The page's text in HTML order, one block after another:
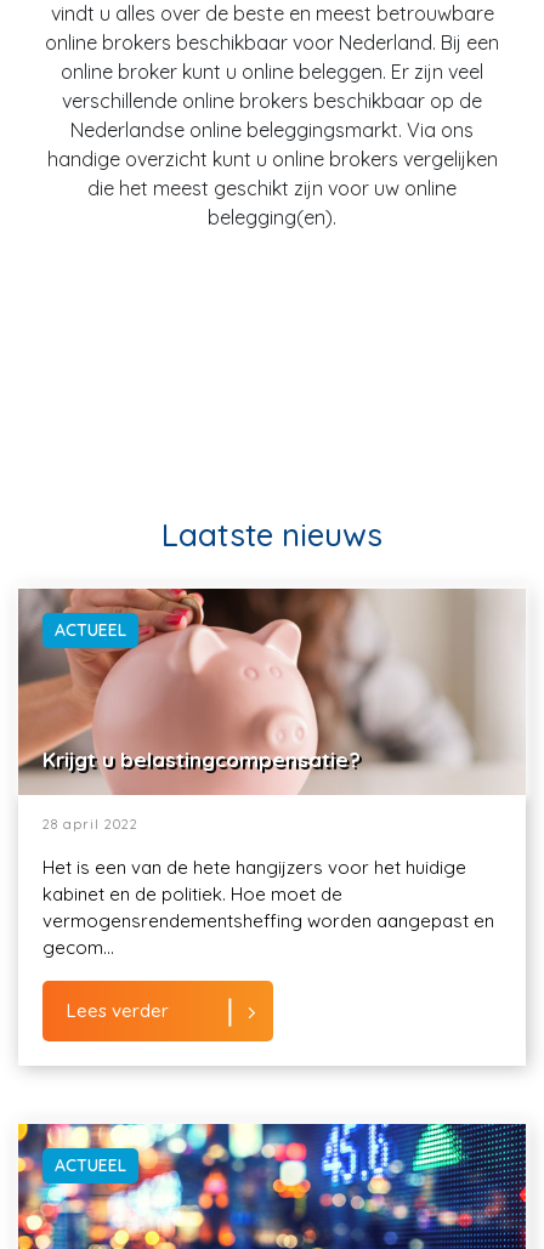
vindt u alles over de beste en meest betrouwbare
online brokers beschikbaar voor Nederland. Bij een
online broker kunt u online beleggen. Er zijn veel
verschillende online brokers beschikbaar op de
Nederlandse online beleggingsmarkt. Via ons
handige overzicht kunt u online brokers vergelijken
die het meest geschikt zijn voor uw online
belegging(en).
Laatste nieuws
ACTUEEL
Krijgt u belastingcompensatie?
28 april 2022
Het is een van de hete hangijzers voor het huidige
kabinet en de politiek. Hoe moet de
vermogensrendementsheffing worden aangepast en
gecom...
Lees verder
ACTUEEL